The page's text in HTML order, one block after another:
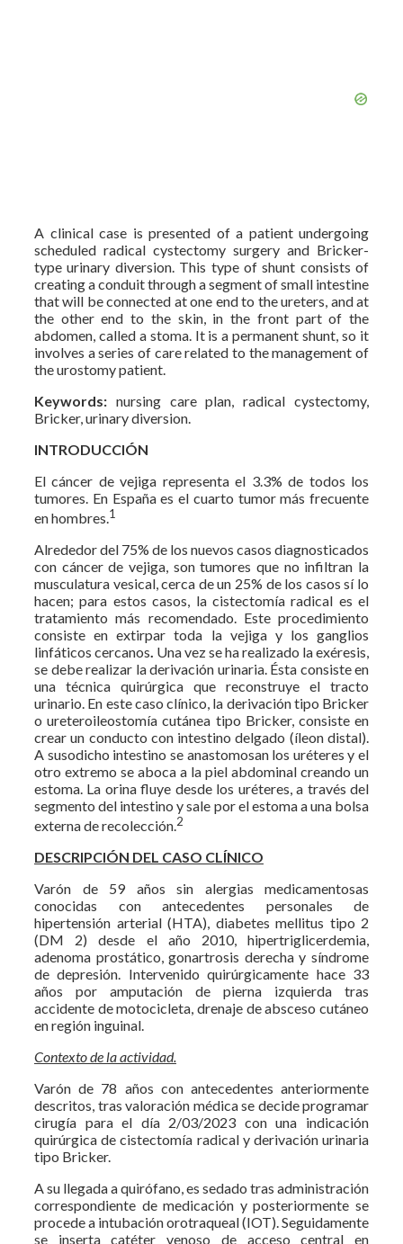
A clinical case is presented of a patient undergoing
scheduled radical cystectomy surgery and Bricker-
type urinary diversion. This type of shunt consists of
creating a conduit through a segment of small intestine
that will be connected at one end to the ureters, and at
the other end to the skin, in the front part of the
abdomen, called a stoma. It is a permanent shunt, so it
involves a series of care related to the management of
the urostomy patient.
Keywords: nursing care plan, radical cystectomy,
Bricker, urinary diversion.
INTRODUCCIÓN
El cáncer de vejiga representa el 3.3% de todos los
tumores. En España es el cuarto tumor más frecuente
en hombres.1
Alrededor del 75% de los nuevos casos diagnosticados
con cáncer de vejiga, son tumores que no infiltran la
musculatura vesical, cerca de un 25% de los casos sí lo
hacen; para estos casos, la cistectomía radical es el
tratamiento más recomendado. Este procedimiento
consiste en extirpar toda la vejiga y los ganglios
linfáticos cercanos. Una vez se ha realizado la exéresis,
se debe realizar la derivación urinaria. Ésta consiste en
una técnica quirúrgica que reconstruye el tracto
urinario. En este caso clínico, la derivación tipo Bricker
o ureteroileostomía cutánea tipo Bricker, consiste en
crear un conducto con intestino delgado (íleon distal).
A susodicho intestino se anastomosan los uréteres y el
otro extremo se aboca a la piel abdominal creando un
estoma. La orina fluye desde los uréteres, a través del
segmento del intestino y sale por el estoma a una bolsa
externa de recolección.2
DESCRIPCIÓN DEL CASO CLÍNICO
Varón de 59 años sin alergias medicamentosas
conocidas con antecedentes personales de
hipertensión arterial (HTA), diabetes mellitus tipo 2
(DM 2) desde el año 2010, hipertriglicerdemia,
adenoma prostático, gonartrosis derecha y síndrome
de depresión. Intervenido quirúrgicamente hace 33
años por amputación de pierna izquierda tras
accidente de motocicleta, drenaje de absceso cutáneo
en región inguinal.
Contexto de la actividad.
Varón de 78 años con antecedentes anteriormente
descritos, tras valoración médica se decide programar
cirugía para el día 2/03/2023 con una indicación
quirúrgica de cistectomía radical y derivación urinaria
tipo Bricker.
A su llegada a quirófano, es sedado tras administración
correspondiente de medicación y posteriormente se
procede a intubación orotraqueal (IOT). Seguidamente
se inserta catéter venoso de acceso central en